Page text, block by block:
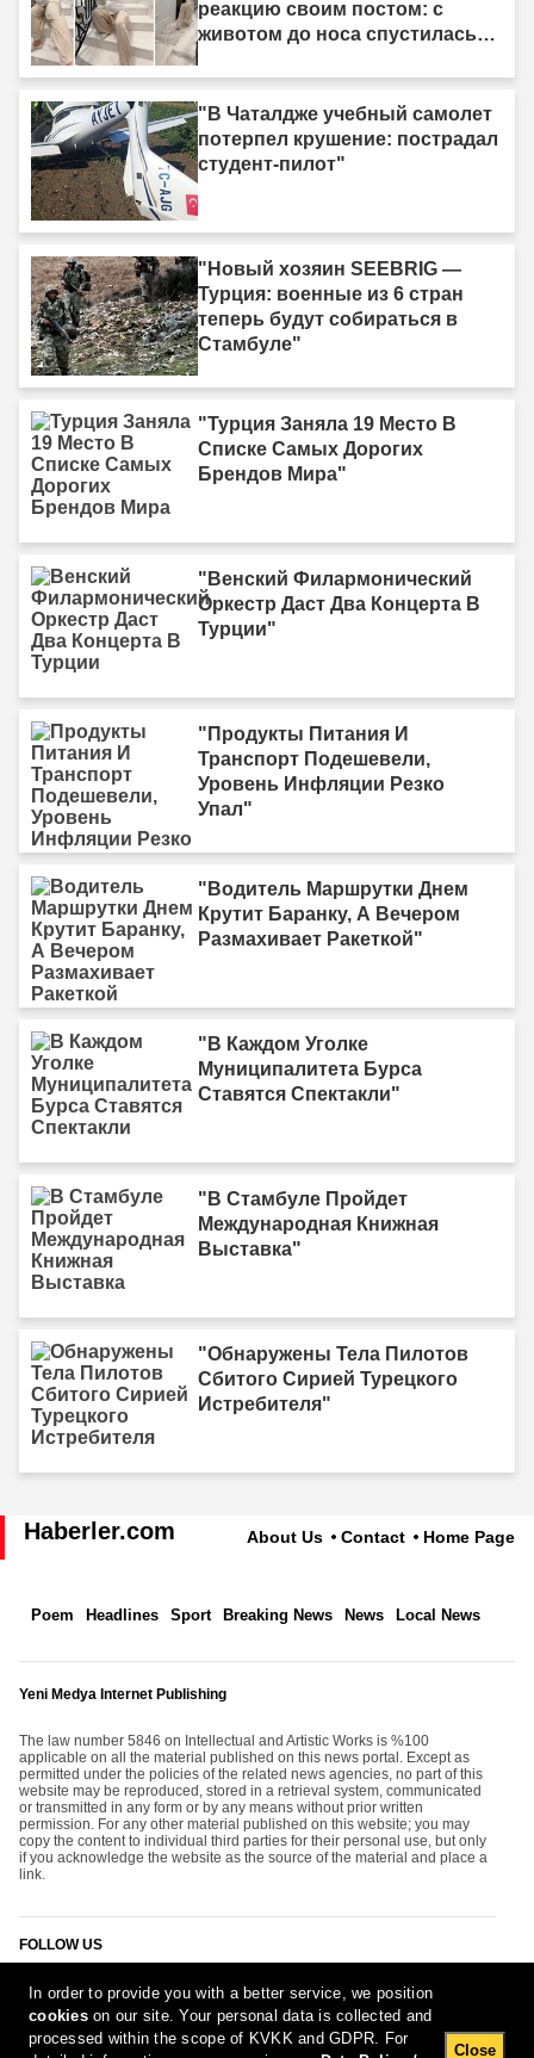
реакцию своим постом: с
животом до носа спустилась
"В Чаталдже учебный самолет
потерпел крушение: пострадал
студент-пилот"
"Новый хозяин SEEBRIG —
Турция: военные из 6 стран
теперь будут собираться в
Стамбуле"
"Турция Заняла 19 Место В
Списке Самых Дорогих
Брендов Мира"
"Венский Филармонический
Оркестр Даст Два Концерта В
Турции"
"Продукты Питания И
Транспорт Подешевели,
Уровень Инфляции Резко
Упал"
"Водитель Маршрутки Днем
Крутит Баранку, А Вечером
Размахивает Ракеткой"
"В Каждом Уголке
Муниципалитета Бурса
Ставятся Спектакли"
"В Стамбуле Пройдет
Международная Книжная
Выставка"
"Обнаружены Тела Пилотов
Сбитого Сирией Турецкого
Истребителя"
Haberler.com About Us Contact Home Page
Poem Headlines Sport Breaking News News Local News
Yeni Medya Internet Publishing
The law number 5846 on Intellectual and Artistic Works is %100
applicable on all the material published on this news portal. Except as
permitted under the policies of the related news agencies, no part of this
website may be reproduced, stored in a retrieval system, communicated
or transmitted in any form or by any means without prior written
permission. For any other material published on this website; you may
copy the content to individual third parties for their personal use, but only
if you acknowledge the website as the source of the material and place a
link.
FOLLOW US
In order to provide you with a better service, we position
cookieson our site. Your personal data is collected and
processed within the scope of KVKK and GDPR. For
Close